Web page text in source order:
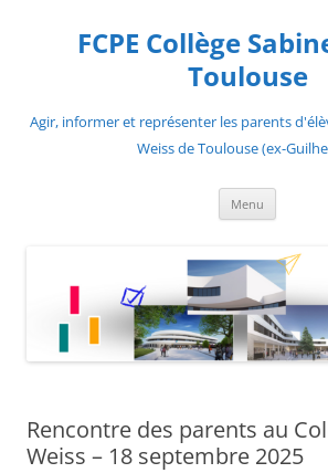
contenuFCPE Collège
Toulouse
Agir, informer et représenter les parents
Weiss de Toulouse (ex-
Menu
Rencontre des parents au
Weiss – 18 septembre 2025